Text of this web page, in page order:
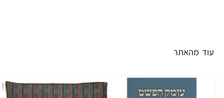
עוד מהאתר